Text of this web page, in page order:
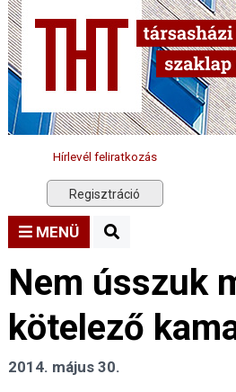
Hírlevél feliratkozás
Regisztráció
MENÜ
Nem ússzuk
kötelező
2014. május 30.